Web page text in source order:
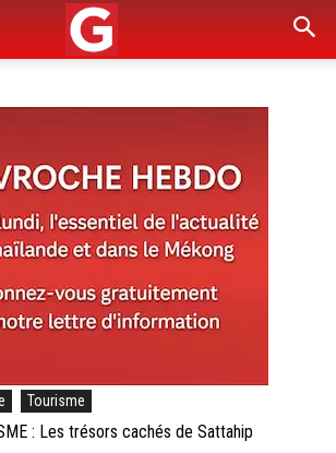
Tourisme
: Les trésors cachés de Sattahip